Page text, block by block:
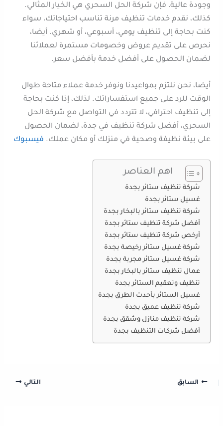
وجودة عالية، فإن شركة الحل السحري هي الخيار المثالي.
كذلك، نقدم خدمات تنظيف مرنة تناسب احتياجاتك، سواء
كنت بحاجة إلى تنظيف يومي، أسبوعي، أو شهري. أيضا،
نحرص على تقديم عروض وخصومات مستمرة لعملائنا
لضمان الحصول على أفضل خدمة بأفضل سعر.
أيضا، نحن نلتزم بمواعيدنا ونوفر خدمة عملاء متاحة طوال
الوقت للرد على جميع استفساراتك. لذلك، إذا كنت بحاجة
إلى تنظيف احترافي، لا تتردد في التواصل مع شركة الحل
السحري، أفضل شركة تنظيف في جدة، لضمان الحصول
على بيئة نظيفة وصحية في منزلك أو مكان عملك. فيسبوك
اهم العناصر
شركة تنظيف ستائر بجدة
غسيل ستائر بجدة
شركة تنظيف ستائر بالبخار بجدة
أفضل شركة تنظيف ستائر بجدة
أرخص شركة تنظيف ستائر بجدة
شركة غسيل ستائر رخيصة بجدة
شركة غسيل ستائر مجربة بجدة
عمال تنظيف ستائر بالبخار بجدة
تنظيف وتعقيم الستائر بجدة
غسيل الستائر بأحدث الطرق بجدة
شركة تنظيف عميق بجدة
شركة تنظيف منازل وشقق بجدة
أفضل شركات التنظيف بجدة
السابق التالي